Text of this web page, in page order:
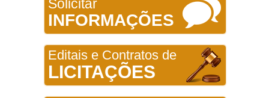
Solicitar
INFORMAÇÕES
Editais e Contratos de
LICITAÇÕES